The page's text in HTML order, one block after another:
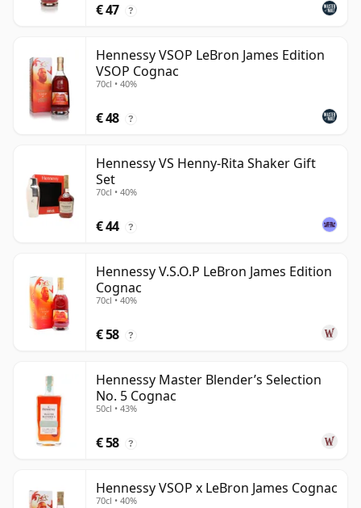
€ 47 ?
Hennessy VSOP LeBron James Edition
VSOP Cognac
70cl • 40%
€ 48 ?
Hennessy VS Henny-Rita Shaker Gift
Set
70cl • 40%
€ 44 ?
Hennessy V.S.O.P LeBron James Edition
Cognac
70cl • 40%
€ 58 ?
Hennessy Master Blender’s Selection
No. 5 Cognac
50cl • 43%
€ 58 ?
Hennessy VSOP x LeBron James Cognac
70cl • 40%